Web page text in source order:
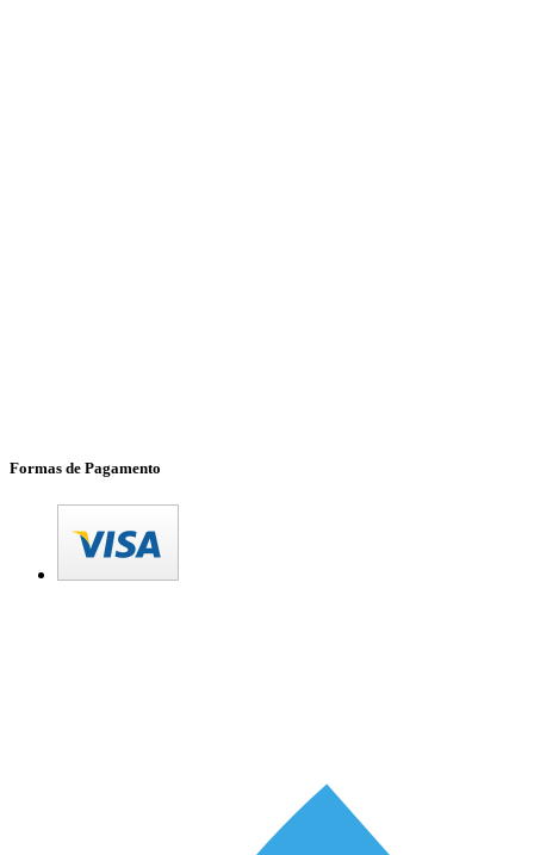
Formas de Pagamento